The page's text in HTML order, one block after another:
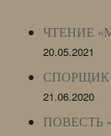
ЧТЕНИЕ
20.05.2021
СПОРЩИК
21.06.2020
ПОВЕСТЬ